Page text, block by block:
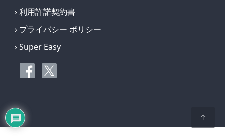
› 利用許諾契約書
› プライバシー ポリシー
› Super Easy